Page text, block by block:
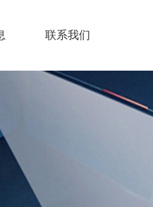
联系我们